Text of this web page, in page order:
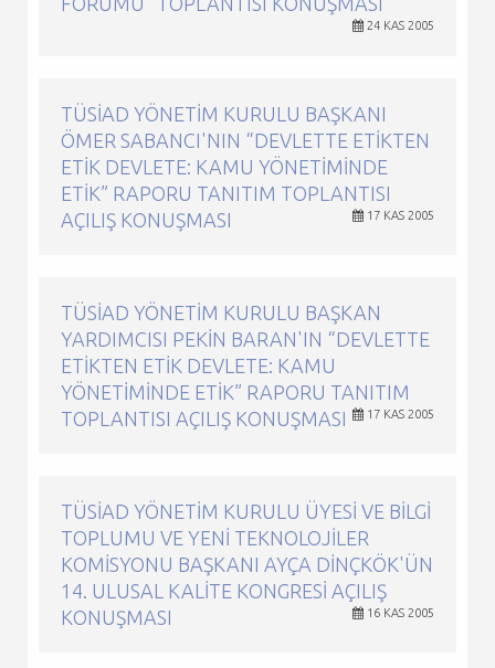
24 KAS 2005
TÜSİAD YÖNETIM KURULU BAŞKANI
ÖMER SABANCI'NIN “DEVLETTE ETIKTEN
ETIK DEVLETE: KAMU YÖNETIMINDE
ETIK” RAPORU TANITIM TOPLANTISI
AÇILIŞ KONUŞMASI
17 KAS 2005
TÜSİAD YÖNETIM KURULU BAŞKAN
YARDIMCISI PEKIN BARAN'IN “DEVLETTE
ETIKTEN ETIK DEVLETE: KAMU
YÖNETIMINDE ETIK” RAPORU TANITIM
TOPLANTISI AÇILIŞ KONUŞMASI
17 KAS 2005
TÜSİAD YÖNETIM KURULU ÜYESI VE BILGI
TOPLUMU VE YENI TEKNOLOJILER
KOMISYONU BAŞKANI AYÇA DINÇKÖK'ÜN
14. ULUSAL KALITE KONGRESI AÇILIŞ
KONUŞMASI
16 KAS 2005